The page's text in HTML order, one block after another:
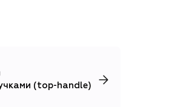
(top-handle)